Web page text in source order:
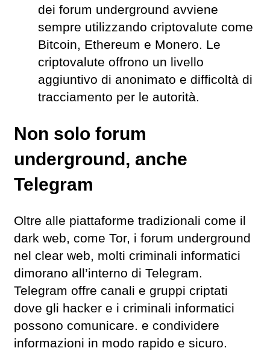
dei forum underground avviene
sempre utilizzando criptovalute come
Bitcoin, Ethereum e Monero. Le
criptovalute offrono un livello
aggiuntivo di anonimato e difficoltà di
tracciamento per le autorità.
Non solo forum
underground, anche
Telegram
Oltre alle piattaforme tradizionali come il
dark web, come Tor, i forum underground
nel clear web, molti criminali informatici
dimorano all’interno di Telegram.
Telegram offre canali e gruppi criptati
dove gli hacker e i criminali informatici
possono comunicare. e condividere
informazioni in modo rapido e sicuro.